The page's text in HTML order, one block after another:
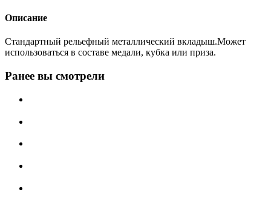
Описание
Стандартный рельефный металлический вкладыш.Может
использоваться в составе медали, кубка или приза.
Ранее вы смотрели